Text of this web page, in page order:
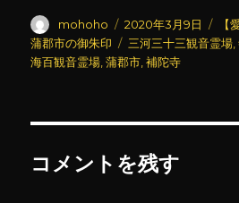
投
稿
者
mohoho
投
稿
日:
2020年3月9日
カ
テ
【
蒲郡市の御朱印
タ
グ
三河三十三観音霊場 ,
海百観音霊場 ,蒲郡市 ,補陀寺
コメントを残す